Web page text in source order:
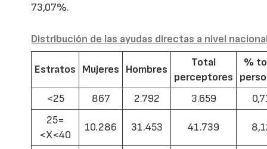
73,07%.
Distribución de las ayudas directas a nivel
Estratos Mujeres Hombres
Total
perceptores
%
<25
867 2.792 3.659
25=
<X<40
10.286 31.453 41.739